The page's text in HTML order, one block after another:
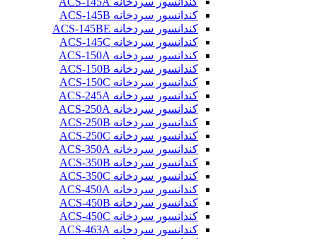
کندانسور سردخانه ACS-145B
کندانسور سردخانه ACS-145BE
کندانسور سردخانه ACS-145C
کندانسور سردخانه ACS-150A
کندانسور سردخانه ACS-150B
کندانسور سردخانه ACS-150C
کندانسور سردخانه ACS-245A
کندانسور سردخانه ACS-250A
کندانسور سردخانه ACS-250B
کندانسور سردخانه ACS-250C
کندانسور سردخانه ACS-350A
کندانسور سردخانه ACS-350B
کندانسور سردخانه ACS-350C
کندانسور سردخانه ACS-450A
کندانسور سردخانه ACS-450B
کندانسور سردخانه ACS-450C
کندانسور سردخانه ACS-463A